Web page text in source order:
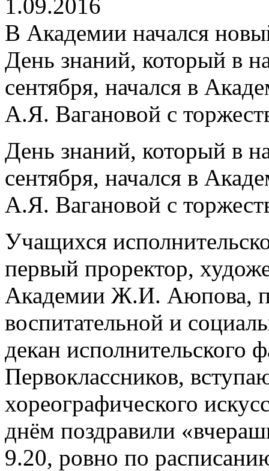
1.09.2016
В Академии начался
День знаний, который в
сентября, начался в
А.Я. Вагановой с
День знаний, который в
сентября, начался в
А.Я. Вагановой с
Учащихся
первый проректор,
Академии Ж.И. Аюпова,
воспитательной и
декан исполнительского
Первоклассников,
хореографического
днём поздравили
9.20, ровно по